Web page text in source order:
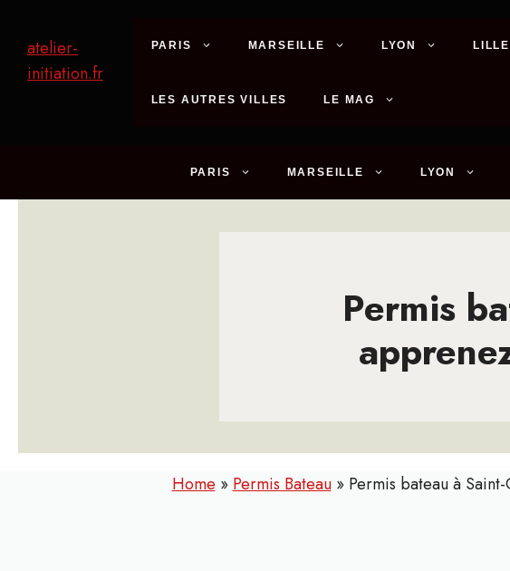
contenu
atelier-
initiation.fr
PARIS MARSEILLE LYON LILLE
LES AUTRES VILLES LE MAG
PARIS MARSEILLE LYON
Permis
Home » Permis Bateau» Permis bateau à